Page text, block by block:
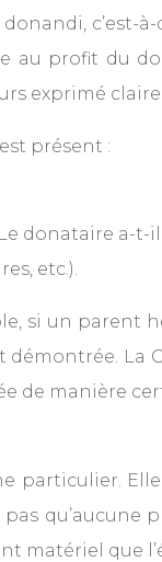
c’est-
profit du
exprimé
présent :
donataire a-t-il
etc.).
si un
La
de manière
qu’aucune
matériel que